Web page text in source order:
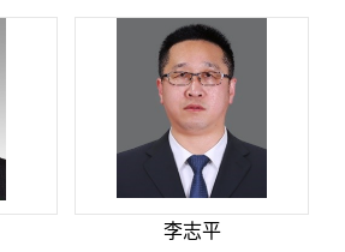
李志平